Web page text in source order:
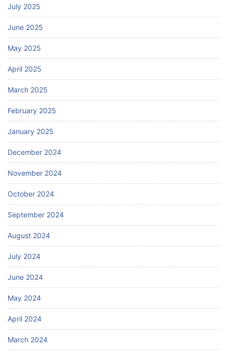
July 2025
June 2025
May 2025
April 2025
March 2025
February 2025
January 2025
December 2024
November 2024
October 2024
September 2024
August 2024
July 2024
June 2024
May 2024
April 2024
March 2024